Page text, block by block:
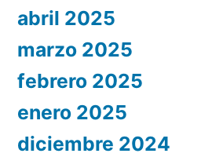
abril 2025
marzo 2025
febrero 2025
enero 2025
diciembre 2024